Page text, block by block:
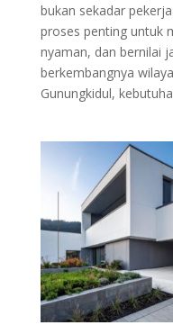
bukan sekadar
proses penting untuk
nyaman, dan bernilai
berkembangnya
Gunungkidul,